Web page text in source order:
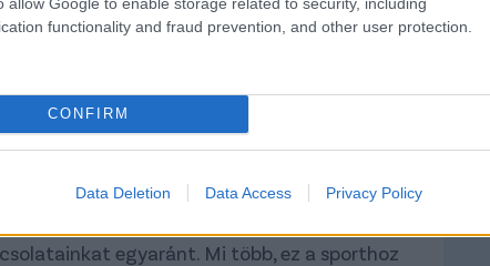
functionality and fraud prevention, and other user protection.
CONFIRM
Data Deletion Data Access Privacy Policy
egy-egy csapat tagjaként átélhetjük a
megerősíti az összetartozást.
hogy közben kiválóan érezzük magunkat:
ki úgy, hogy ténylegesen minőségi időt
egy olyan eszköz, amivel
egyaránt. Mi több, ez a sporthoz